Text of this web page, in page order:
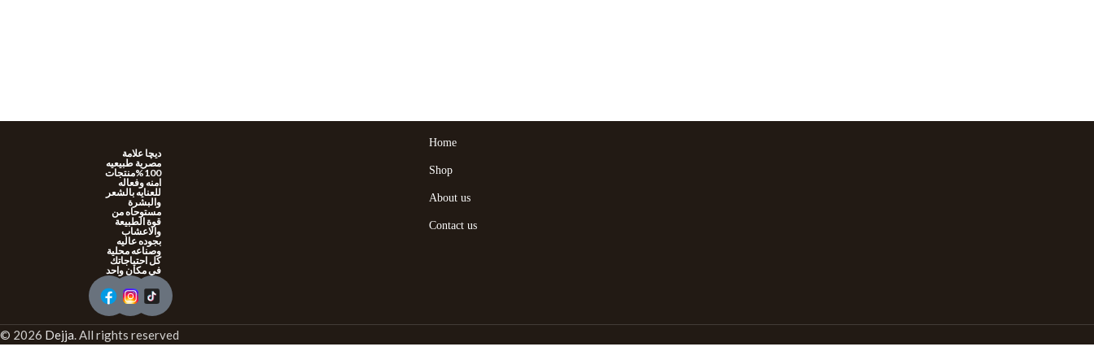
ديچا علامة
مصرية طبيعيه
100%منتجات
امنه وفعاله
للعنايه بالشعر
والبشرة
مستوحاه من
قوة الطبيعة
والاعشاب
بجوده عاليه
وصناعه محلية
كل احتياجاتك
في مكان واحد
Home
Shop
About us
Contact us
© 2026 Dejja. All rights reserved